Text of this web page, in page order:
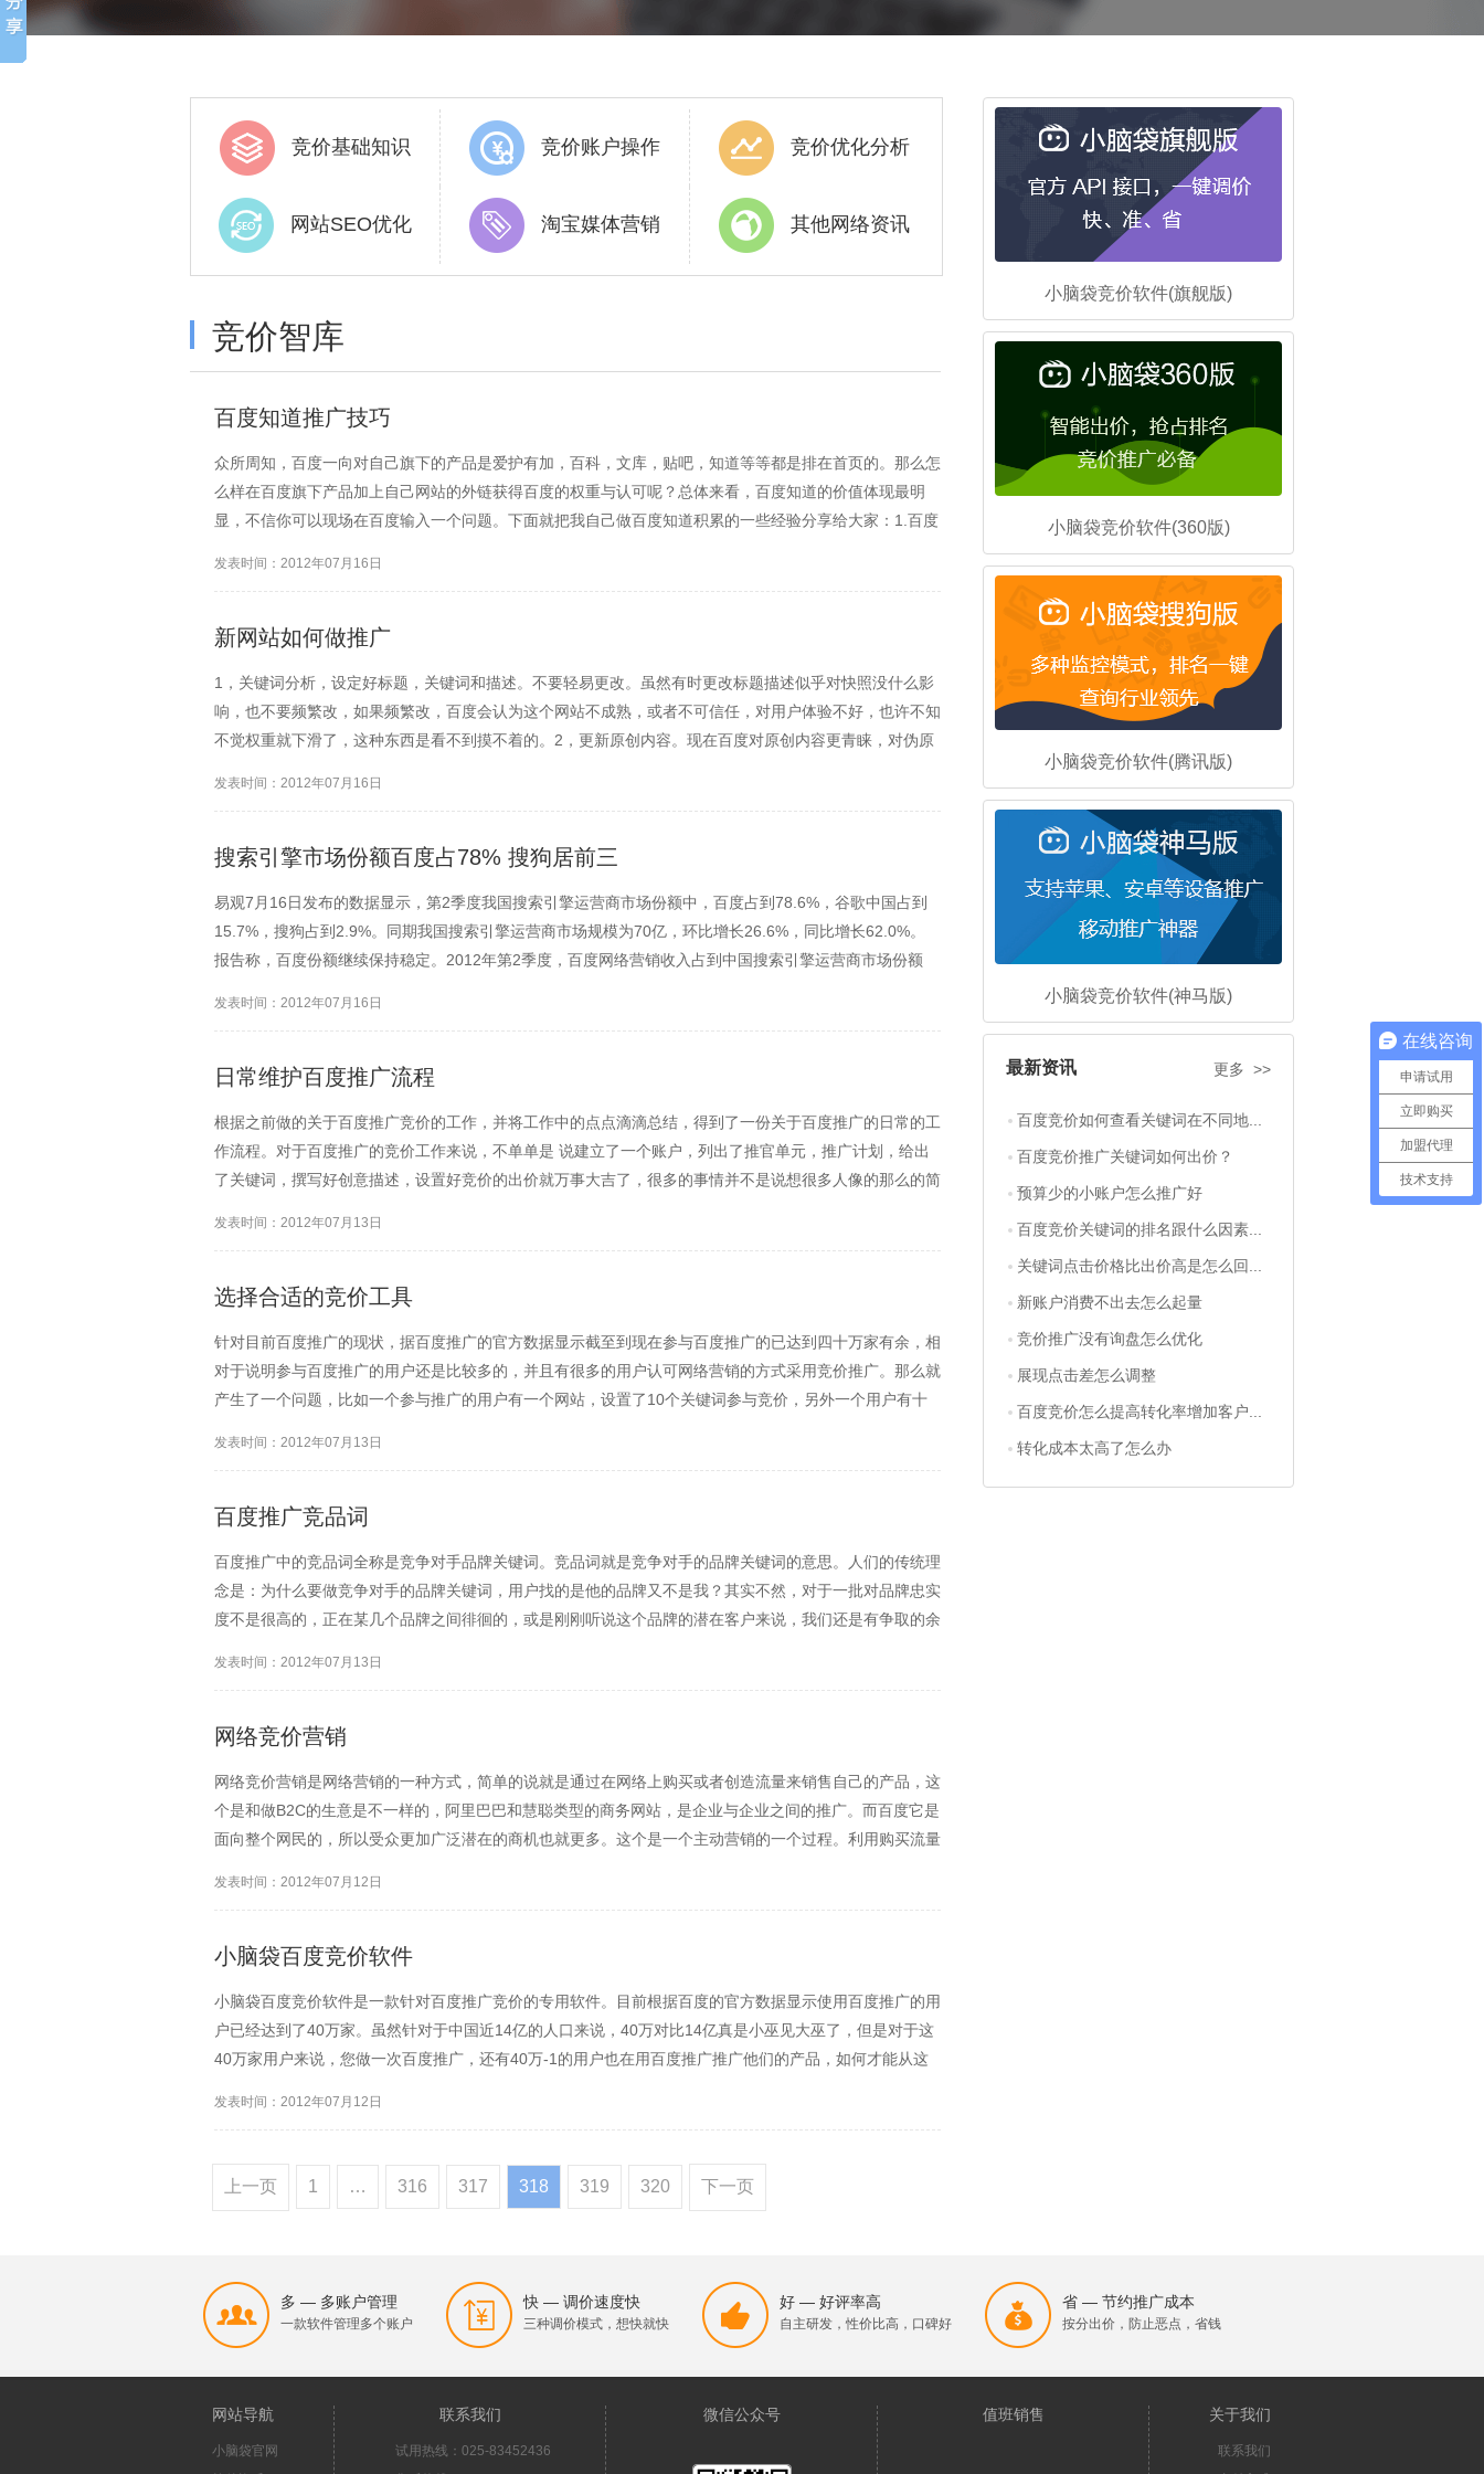
小脑袋竞价软件(旗舰版)
小脑袋竞价软件(360版)
小脑袋竞价软件(腾讯版)
小脑袋竞价软件(神马版)
最新资讯 更多 >>
百度竞价如何查看关键词在不同地...
百度竞价推广关键词如何出价？
预算少的小账户怎么推广好
百度竞价关键词的排名跟什么因素...
关键词点击价格比出价高是怎么回...
新账户消费不出去怎么起量
竞价推广没有询盘怎么优化
展现点击差怎么调整
百度竞价怎么提高转化率增加客户...
转化成本太高了怎么办
竞价基础知识 竞价账户操作 竞价优化分析
网站SEO优化 淘宝媒体营销 其他网络资讯
竞价智库
百度知道推广技巧
众所周知，百度一向对自己旗下的产品是爱护有加，百科，文库，贴吧，知道等等都是排在首页的。那么怎
么样在百度旗下产品加上自己网站的外链获得百度的权重与认可呢？总体来看，百度知道的价值体现最明
显，不信你可以现场在百度输入一个问题。下面就把我自己做百度知道积累的一些经验分享给大家：1.百度
发表时间：2012年07月16日
新网站如何做推广
1，关键词分析，设定好标题，关键词和描述。不要轻易更改。虽然有时更改标题描述似乎对快照没什么影
响，也不要频繁改，如果频繁改，百度会认为这个网站不成熟，或者不可信任，对用户体验不好，也许不知
不觉权重就下滑了，这种东西是看不到摸不着的。2，更新原创内容。现在百度对原创内容更青睐，对伪原
发表时间：2012年07月16日
搜索引擎市场份额百度占78% 搜狗居前三
易观7月16日发布的数据显示，第2季度我国搜索引擎运营商市场份额中，百度占到78.6%，谷歌中国占到
15.7%，搜狗占到2.9%。同期我国搜索引擎运营商市场规模为70亿，环比增长26.6%，同比增长62.0%。
报告称，百度份额继续保持稳定。2012年第2季度，百度网络营销收入占到中国搜索引擎运营商市场份额
发表时间：2012年07月16日
日常维护百度推广流程
根据之前做的关于百度推广竞价的工作，并将工作中的点点滴滴总结，得到了一份关于百度推广的日常的工
作流程。对于百度推广的竞价工作来说，不单单是 说建立了一个账户，列出了推官单元，推广计划，给出
了关键词，撰写好创意描述，设置好竞价的出价就万事大吉了，很多的事情并不是说想很多人像的那么的简
发表时间：2012年07月13日
选择合适的竞价工具
针对目前百度推广的现状，据百度推广的官方数据显示截至到现在参与百度推广的已达到四十万家有余，相
对于说明参与百度推广的用户还是比较多的，并且有很多的用户认可网络营销的方式采用竞价推广。那么就
产生了一个问题，比如一个参与推广的用户有一个网站，设置了10个关键词参与竞价，另外一个用户有十
发表时间：2012年07月13日
百度推广竞品词
百度推广中的竞品词全称是竞争对手品牌关键词。竞品词就是竞争对手的品牌关键词的意思。人们的传统理
念是：为什么要做竞争对手的品牌关键词，用户找的是他的品牌又不是我？其实不然，对于一批对品牌忠实
度不是很高的，正在某几个品牌之间徘徊的，或是刚刚听说这个品牌的潜在客户来说，我们还是有争取的余
发表时间：2012年07月13日
网络竞价营销
网络竞价营销是网络营销的一种方式，简单的说就是通过在网络上购买或者创造流量来销售自己的产品，这
个是和做B2C的生意是不一样的，阿里巴巴和慧聪类型的商务网站，是企业与企业之间的推广。而百度它是
面向整个网民的，所以受众更加广泛潜在的商机也就更多。这个是一个主动营销的一个过程。利用购买流量
发表时间：2012年07月12日
小脑袋百度竞价软件
小脑袋百度竞价软件是一款针对百度推广竞价的专用软件。目前根据百度的官方数据显示使用百度推广的用
户已经达到了40万家。虽然针对于中国近14亿的人口来说，40万对比14亿真是小巫见大巫了，但是对于这
40万家用户来说，您做一次百度推广，还有40万-1的用户也在用百度推广推广他们的产品，如何才能从这
发表时间：2012年07月12日
上一页 1 … 316 317 318 319 320 下一页
多 — 多账户管理
一款软件管理多个账户
快 — 调价速度快
三种调价模式，想快就快
好 — 好评率高
自主研发，性价比高，口碑好
省 — 节约推广成本
按分出价，防止恶点，省钱
网站导航
小脑袋官网
联系我们
试用热线：025-83452436
微信公众号 值班销售 关于我们
联系我们
在线咨询
申请试用
立即购买
加盟代理
技术支持